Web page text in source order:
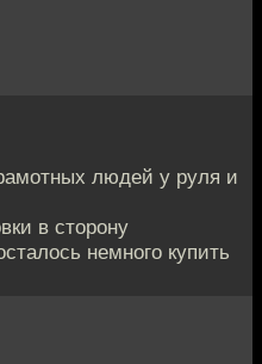
людей у руля и
в сторону
немного купить